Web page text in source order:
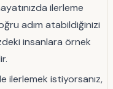
ilerleme
adım atabildiğinizi
insanlara örnek
ilerlemek istiyorsanız,